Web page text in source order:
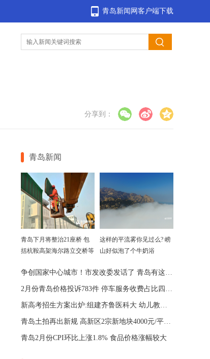
青岛新闻网客户端下载
分享到：
青岛新闻
青岛下月将整治21座桥 包
括杭鞍高架海尔路立交桥等
这样的平流雾你见过么? 崂
山好似泡了个牛奶浴
争创国家中心城市！市发改委发话了 青岛有这些优势
2月份青岛价格投诉783件 停车服务收费占比四成多
新高考招生方案出炉:组建齐鲁医科大 幼儿教师免费
青岛土拍再出新规 高新区2宗新地块4000元/平起拍
青岛2月份CPI环比上涨1.8% 食品价格涨幅较大